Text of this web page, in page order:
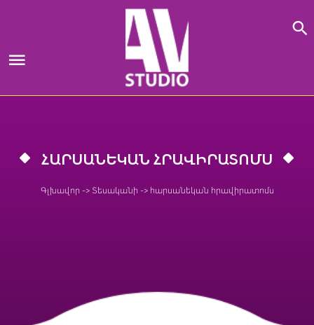
ՀԱՐՍԱՆԵԿԱՆ ՀՐԱՎԻՐԱՏՈՄՍ
Գլխավոր -> Տեսականի -> հարսանեկան հրավիրատոմս